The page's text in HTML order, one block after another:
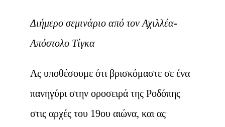
Διήμερο σεμινάριο από τον Αχιλλέα-
Απόστολο Τίγκα
Ας υποθέσουμε ότι βρισκόμαστε σε ένα
πανηγύρι στην οροσειρά της Ροδόπης
στις αρχές του 19ου αιώνα, και ας